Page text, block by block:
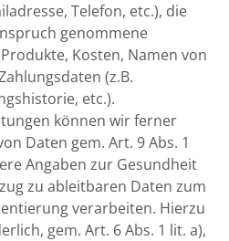
Telefon, etc.), die
genommene
Kosten, Namen von
(z.B.
etc.).
können wir ferner
Daten gem. Art. 9 Abs. 1
Angaben zur Gesundheit
zu ableitbaren Daten zum
verarbeiten. Hierzu
gem. Art. 6 Abs. 1 lit. a),